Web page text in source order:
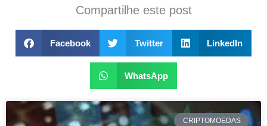
Compartilhe este post
Facebook Twitter LinkedIn
WhatsApp
CRIPTOMOEDAS